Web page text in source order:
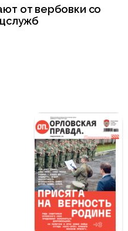
от вербовки со